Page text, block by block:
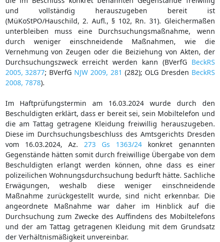
und vollständig herauszugeben bereit ist
(MüKoStPO/Hauschild, 2. Aufl., § 102, Rn. 31). Gleichermaßen
unterbleiben muss eine Durchsuchungsmaßnahme, wenn
durch weniger einschneidende Maßnahmen, wie die
Vernehmung von Zeugen oder die Beiziehung von Akten, der
Durchsuchungszweck erreicht werden kann (BVerfG BeckRS
2005, 32877; BVerfG NJW 2009, 281 (282); OLG Dresden BeckRS
2008, 7878).
Im Haftprüfungstermin am 16.03.2024 wurde durch den
Beschuldigten erklärt, dass er bereit sei, sein Mobiltelefon und
die am Tattag getragene Kleidung freiwillig herauszugeben.
Diese im Durchsuchungsbeschluss des Amtsgerichts Dresden
vom 16.03.2024, Az. 273 Gs 1363/24 konkret genannten
Gegenstände hätten somit durch freiwillige Übergabe von dem
Beschuldigten erlangt werden können, ohne dass es einer
polizeilichen Wohnungsdurchsuchung bedurft hätte. Sachliche
Erwägungen, weshalb diese weniger einschneidende
Maßnahme zurückgestellt wurde, sind nicht erkennbar. Die
angeordnete Maßnahme war daher im Hinblick auf die
Durchsuchung zum Zwecke des Auffindens des Mobiltelefons
und der am Tattag getragenen Kleidung mit dem Grundsatz
der Verhältnismäßigkeit unvereinbar.